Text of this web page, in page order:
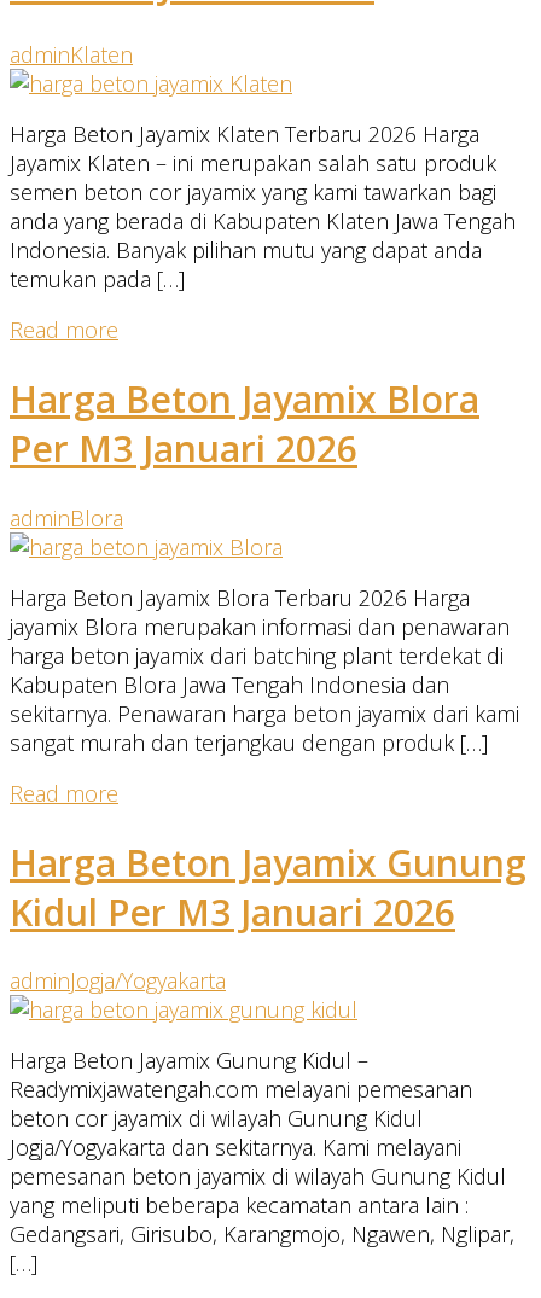
adminKlaten
Harga Beton Jayamix Klaten Terbaru 2026 Harga
Jayamix Klaten – ini merupakan salah satu produk
semen beton cor jayamix yang kami tawarkan bagi
anda yang berada di Kabupaten Klaten Jawa Tengah
Indonesia. Banyak pilihan mutu yang dapat anda
temukan pada […]
Read more
Harga Beton Jayamix Blora
Per M3 Januari 2026
adminBlora
Harga Beton Jayamix Blora Terbaru 2026 Harga
jayamix Blora merupakan informasi dan penawaran
harga beton jayamix dari batching plant terdekat di
Kabupaten Blora Jawa Tengah Indonesia dan
sekitarnya. Penawaran harga beton jayamix dari kami
sangat murah dan terjangkau dengan produk […]
Read more
Harga Beton Jayamix Gunung
Kidul Per M3 Januari 2026
adminJogja/Yogyakarta
Harga Beton Jayamix Gunung Kidul –
Readymixjawatengah.com melayani pemesanan
beton cor jayamix di wilayah Gunung Kidul
Jogja/Yogyakarta dan sekitarnya. Kami melayani
pemesanan beton jayamix di wilayah Gunung Kidul
yang meliputi beberapa kecamatan antara lain :
Gedangsari, Girisubo, Karangmojo, Ngawen, Nglipar,
[…]